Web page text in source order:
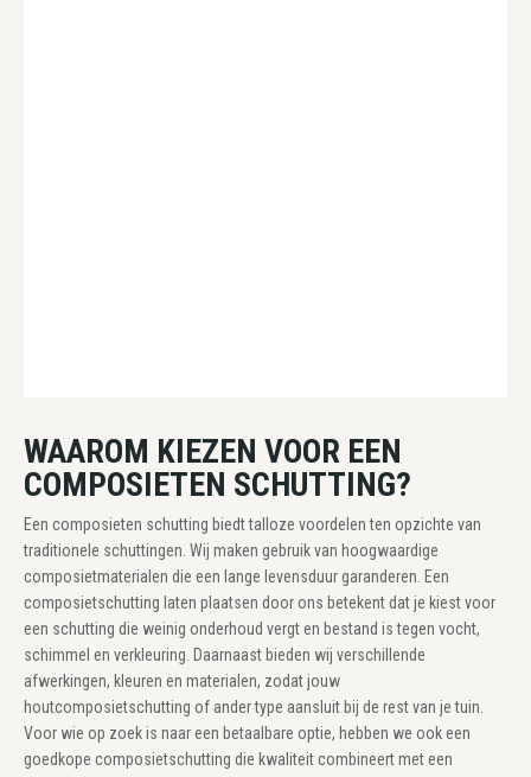
WAAROM KIEZEN VOOR EEN
COMPOSIETEN SCHUTTING?
Een composieten schutting biedt talloze voordelen ten opzichte van
traditionele schuttingen. Wij maken gebruik van hoogwaardige
composietmaterialen die een lange levensduur garanderen. Een
composietschutting laten plaatsen door ons betekent dat je kiest voor
een schutting die weinig onderhoud vergt en bestand is tegen vocht,
schimmel en verkleuring. Daarnaast bieden wij verschillende
afwerkingen, kleuren en materialen, zodat jouw
houtcomposietschutting of ander type aansluit bij de rest van je tuin.
Voor wie op zoek is naar een betaalbare optie, hebben we ook een
goedkope composietschutting die kwaliteit combineert met een